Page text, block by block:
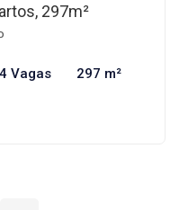
297m²
4 Vagas 297 m²